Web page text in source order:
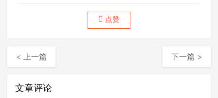
点赞
< 上一篇 下一篇 >
文章评论